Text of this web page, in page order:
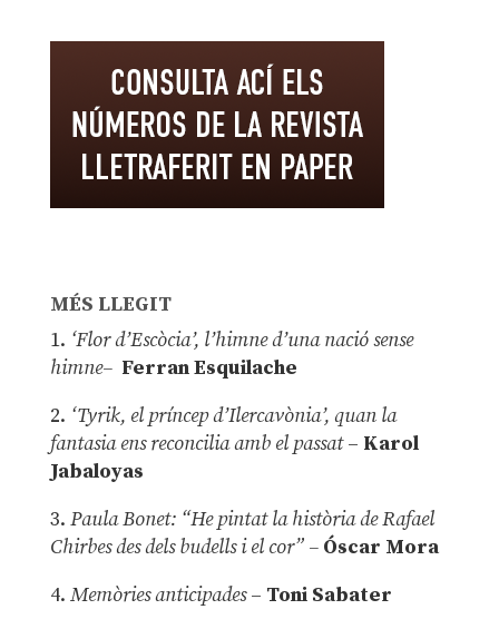
MÉS LLEGIT
1. ‘Flor d’Escòcia’, l’himne d’una nació sense
himne– Ferran Esquilache
2. ‘Tyrik, el príncep d’Ilercavònia’, quan la
fantasia ens reconcilia amb el passat– Karol
Jabaloyas
3. Paula Bonet: “He pintat la història de Rafael
Chirbes des dels budells i el cor” –Óscar Mora
4. Memòries anticipades– Toni Sabater